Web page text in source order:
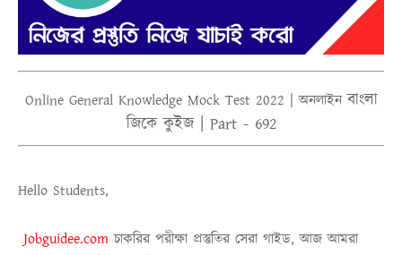
Online General Knowledge Mock Test 2022 |অনলাইনবাংলা
জিকে কুইজ | Part - 692
Hello Students,
Jobguidee.com চাকরির পরীক্ষা প্রস্তুতির সেরা গাইড, আজ আমরা